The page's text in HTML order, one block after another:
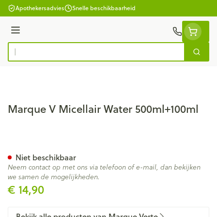
Ga naar de inhoud
Apothekersadvies Snelle beschikbaarheid
Menu
Product, merk, categorie...
Zoek
Marque V Micellair Water 500ml+100ml
€ 14,90
Niet beschikbaar
Neem contact op met ons via telefoon of e-mail, dan bekijken
we samen de mogelijkheden.